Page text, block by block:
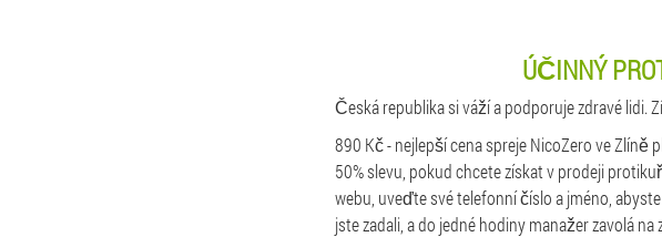
ÚČINNÝ
Česká republika si váží a podporuje zdravé lidi.
890 Kč - nejlepší cena spreje NicoZero ve
50% slevu, pokud chcete získat v prodeji
webu, uveďte své telefonní číslo a jméno,
jste zadali, a do jedné hodiny manažer zavolá